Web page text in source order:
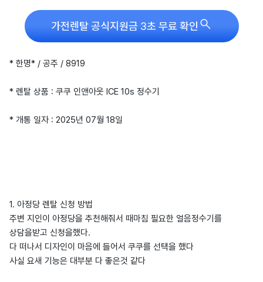
가전렌탈 공식지원금 3초 무료 확인 
* 한명* / 공주 / 8919
* 렌탈 상품 : 쿠쿠 인앤아웃 ICE 10s 정수기
* 개통 일자 : 2025년 07월 18일
1. 아정당 렌탈 신청 방법
주변 지인이 아정당을 추천해줘서 때마침 필요한 얼음정수기를
상담을받고 신청을했다.
다 떠나서 디자인이 마음에 들어서 쿠쿠를 선택을 했다
사실 요새 기능은 대부분 다 좋은것 같다